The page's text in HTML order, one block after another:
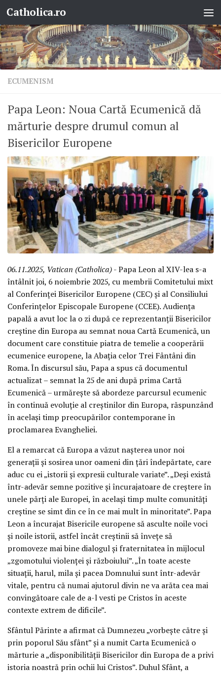
Skip to content
Catholica.ro
ECUMENISM
Papa Leon: Noua Cartă Ecumenică dă
mărturie despre drumul comun al
Bisericilor Europene
06.11.2025, Vatican (Catholica)- Papa Leon al XIV-lea s-a
întâlnit joi, 6 noiembrie 2025, cu membrii Comitetului mixt
al Conferinței Bisericilor Europene (CEC) și al Consiliului
Conferințelor Episcopale Europene (CCEE). Audiența
papală a avut loc la o zi după ce reprezentanții Bisericilor
creștine din Europa au semnat noua Cartă Ecumenică, un
document care constituie piatra de temelie a cooperării
ecumenice europene, la Abația celor Trei Fântâni din
Roma. În discursul său, Papa a spus că documentul
actualizat – semnat la 25 de ani după prima Cartă
Ecumenică – urmărește să abordeze parcursul ecumenic
în continuă evoluție al creștinilor din Europa, răspunzând
în același timp preocupărilor contemporane în
proclamarea Evangheliei.
El a remarcat că Europa a văzut nașterea unor noi
generații și sosirea unor oameni din țări îndepărtate, care
aduc cu ei „istorii și expresii culturale variate”. „Deși există
într-adevăr semne pozitive și încurajatoare de creștere în
unele părți ale Europei, în același timp multe comunități
creștine se simt din ce în ce mai mult în minoritate”. Papa
Leon a încurajat Bisericile europene să asculte noile voci
și noile istorii, astfel încât creștinii să învețe să
promoveze mai bine dialogul și fraternitatea în mijlocul
„zgomotului violenței și războiului”. „În toate aceste
situații, harul, mila și pacea Domnului sunt într-adevăr
vitale, pentru că numai ajutorul divin ne va arăta cea mai
convingătoare cale de a-l vesti pe Cristos în aceste
contexte extrem de dificile”.
Sfântul Părinte a afirmat că Dumnezeu „vorbește către și
prin poporul Său sfânt” și a numit Carta Ecumenică o
mărturie a „disponibilității Bisericilor din Europa de a privi
istoria noastră prin ochii lui Cristos”. Duhul Sfânt, a